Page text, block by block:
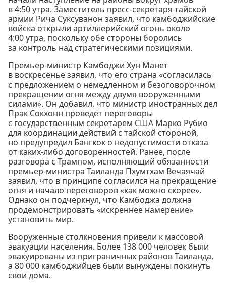
в 4:50 утра. Заместитель пресс-секретаря тайской
армии Рича Суксуванон заявил, что камбоджийские
войска открыли артиллерийский огонь около
4:00 утра, поскольку обе стороны боролись
за контроль над стратегическими позициями.
Премьер-министр Камбоджи Хун Манет
в воскресенье заявил, что его страна «согласилась
с предложением о немедленном и безоговорочном
прекращении огня между двумя вооруженными
силами». Он добавил, что министр иностранных дел
Прак Сокхонн проведет переговоры
с государственным секретарем США Марко Рубио
для координации действий с тайской стороной,
но предупредил Бангкок о недопустимости отказа
от каких-либо договоренностей. Ранее, после
разговора с Трампом, исполняющий обязанности
премьер-министра Таиланда Пхумтхам Вечаячай
заявил, что в принципе согласился на прекращение
огня и начало переговоров «как можно скорее».
Однако он подчеркнул, что Камбоджа должна
продемонстрировать «искреннее намерение»
установить мир.
Вооруженные столкновения привели к массовой
эвакуации населения. Более 138 000 человек были
эвакуированы из приграничных районов Таиланда,
а 80 000 камбоджийцев были вынуждены покинуть
свои дома.